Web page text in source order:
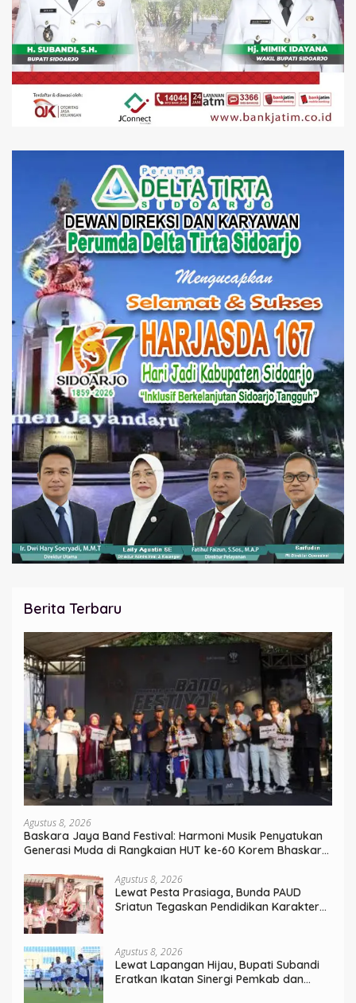
Berita Terbaru
Agustus 8, 2026
Baskara Jaya Band Festival: Harmoni Musik Penyatukan
Generasi Muda di Rangkaian HUT ke-60 Korem Bhaskara
Agustus 8, 2026
Lewat Pesta Prasiaga, Bunda PAUD
Sriatun Tegaskan Pendidikan Karakter
Agustus 8, 2026
Lewat Lapangan Hijau, Bupati Subandi
Eratkan Ikatan Sinergi Pemkab dan